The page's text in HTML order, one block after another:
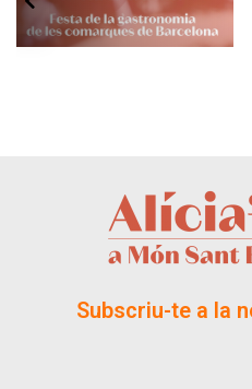
Subscriu-te a la